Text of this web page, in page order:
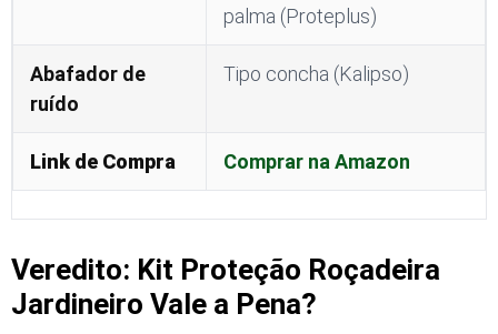
palma (Proteplus)
Abafador de
ruído
Tipo concha (Kalipso)
Link de Compra Comprar na Amazon
Veredito: Kit Proteção Roçadeira
Jardineiro Vale a Pena?